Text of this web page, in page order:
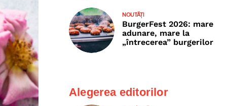
NOUTĂȚI
BurgerFest 2026: mare
adunare, mare la
„întrecerea” burgerilor
Alegerea editorilor